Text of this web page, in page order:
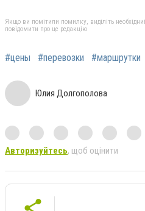
Якщо ви помітили помилку, виділіть
повідомити про це редакцію
#цены #перевозки #маршрутки
Юлия Долгополова
Авторизуйтесь, щоб оцінити